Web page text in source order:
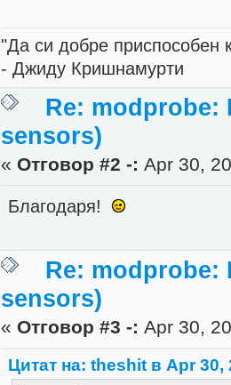
"Да си добре приспособен
- Джиду Кришнамурти
Re: modprobe:
sensors)
« Отговор #2 -: Apr 30,
Благодаря!
Re: modprobe:
sensors)
« Отговор #3 -: Apr 30,
Цитат на: theshit в Apr 30,